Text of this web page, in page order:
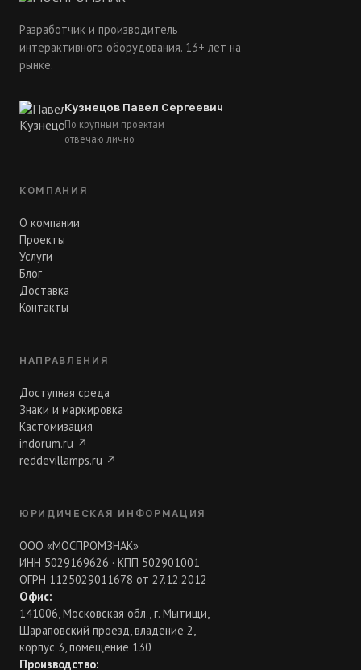
Разработчик и производитель
интерактивного оборудования. 13+ лет на
рынке.
Кузнецов Павел Сергеевич
По крупным проектам
отвечаю лично
КОМПАНИЯ
О компании
Проекты
Услуги
Блог
Доставка
Контакты
НАПРАВЛЕНИЯ
Доступная среда
Знаки и маркировка
Кастомизация
indorum.ru ↗
reddevillamps.ru ↗
ЮРИДИЧЕСКАЯ ИНФОРМАЦИЯ
ООО «МОСПРОМЗНАК»
ИНН 5029169626 · КПП 502901001
ОГРН 1125029011678 от 27.12.2012
Офис:
141006, Московская обл., г. Мытищи,
Шараповский проезд, владение 2,
корпус 3, помещение 130
Производство: